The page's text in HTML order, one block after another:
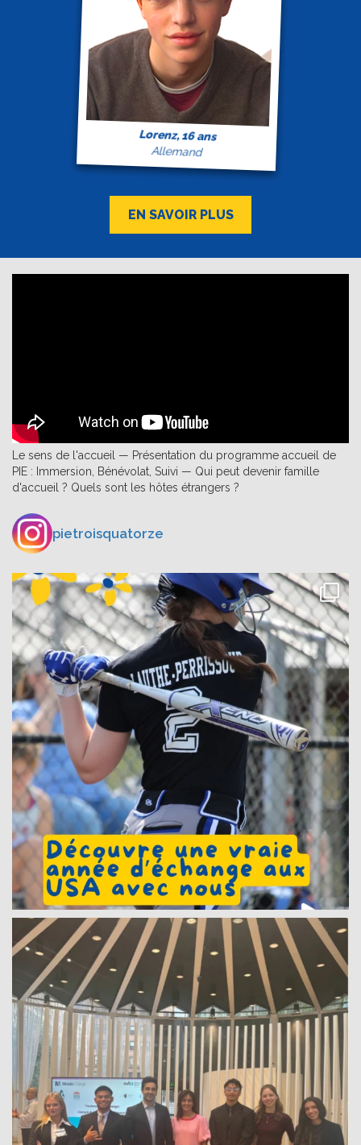
Lorenz, 16 ans
Allemand
EN SAVOIR PLUS
Le sens de l'accueil — Présentation du programme accueil de
PIE : Immersion, Bénévolat, Suivi — Qui peut devenir famille
d'accueil ? Quels sont les hôtes étrangers ?
pietroisquatorze